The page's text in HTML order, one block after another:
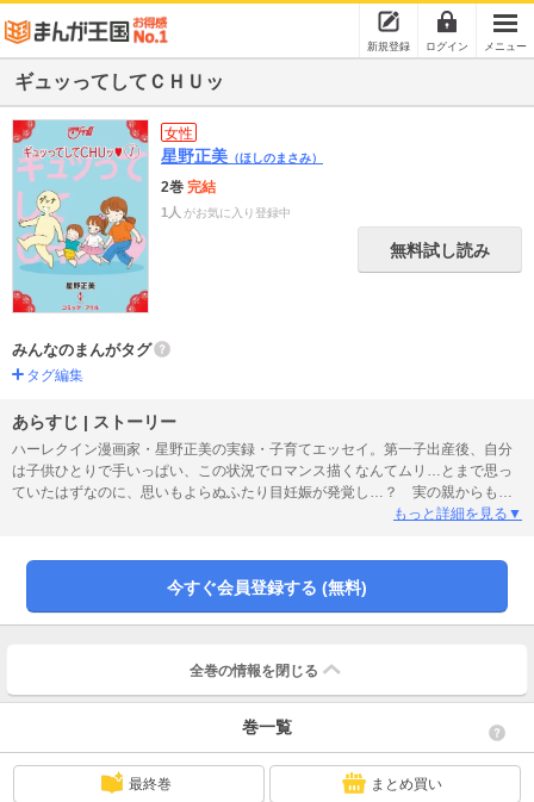
新規登録 ログイン メニュー
ギュッってしてＣＨＵッ
女性
星野正美 （ほしのまさみ）
2巻 完結
1人 がお気に入り登録中
無料試し読み
みんなのまんがタグ
タグ編集
あらすじ | ストーリー
ハーレクイン漫画家・星野正美の実録・子育てエッセイ。第一子出産後、自分
は子供ひとりで手いっぱい、この状況でロマンス描くなんてムリ…とまで思っ
ていたはずなのに、思いもよらぬふたり目妊娠が発覚し…？ 実の親からもダ
ンナからも、アシスタント一同からも「どーすんの!？」とツッコまれながらス
もっと詳細を見る▼
今すぐ会員登録する (無料)
全巻の情報を 閉じる
巻一覧
最終巻 まとめ買い